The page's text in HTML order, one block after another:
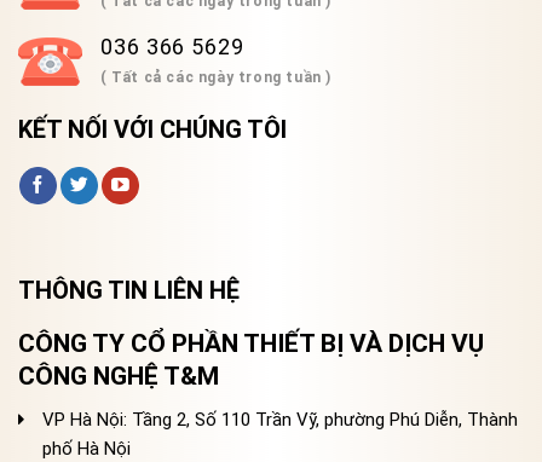
036 366 5629
( Tất cả các ngày trong tuần )
KẾT NỐI VỚI CHÚNG TÔI
THÔNG TIN LIÊN HỆ
CÔNG TY CỔ PHẦN THIẾT BỊ VÀ DỊCH VỤ
CÔNG NGHỆ T&M
VP Hà Nội: Tầng 2, Số 110 Trần Vỹ, phường Phú Diễn, Thành
phố Hà Nội